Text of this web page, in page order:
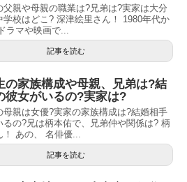
父親や母親の職業は?兄弟は?実家は大分
学校はどこ? 深津絵里さん！ 1980年代か
ラマや映画で...
記事を読む
の家族構成や母親、兄弟は?結
彼女がいるの?実家は?
母親は女優?実家の家族構成は?結婚相手
るの?兄は柄本佑で、兄弟仲や関係は? 柄
あの、 名俳優...
記事を読む